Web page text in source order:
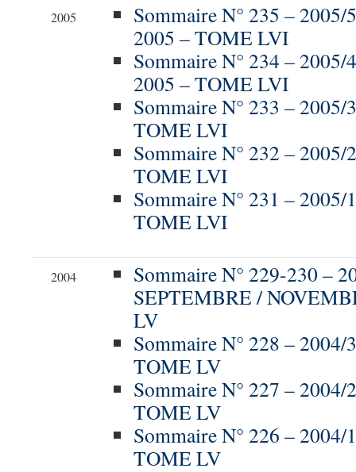
2005
Sommaire N° 235 –
2005 – TOME LVI
Sommaire N° 234 –
2005 – TOME LVI
Sommaire N° 233 –
TOME LVI
Sommaire N° 232 –
TOME LVI
Sommaire N° 231 –
TOME LVI
2004
Sommaire N° 229-230 –
SEPTEMBRE /
LV
Sommaire N° 228 –
TOME LV
Sommaire N° 227 –
TOME LV
Sommaire N° 226 –
TOME LV